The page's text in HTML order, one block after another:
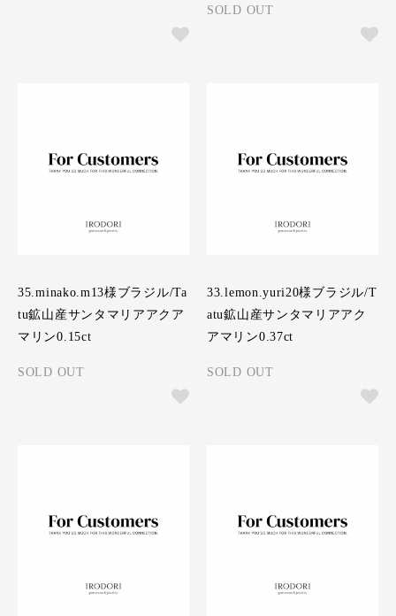
SOLD OUT
35.minako.m13様ブラジル/Ta
tu鉱山産サンタマリアアクア
マリン0.15ct
SOLD OUT
33.lemon.yuri20様ブラジル/T
atu鉱山産サンタマリアアク
アマリン0.37ct
SOLD OUT